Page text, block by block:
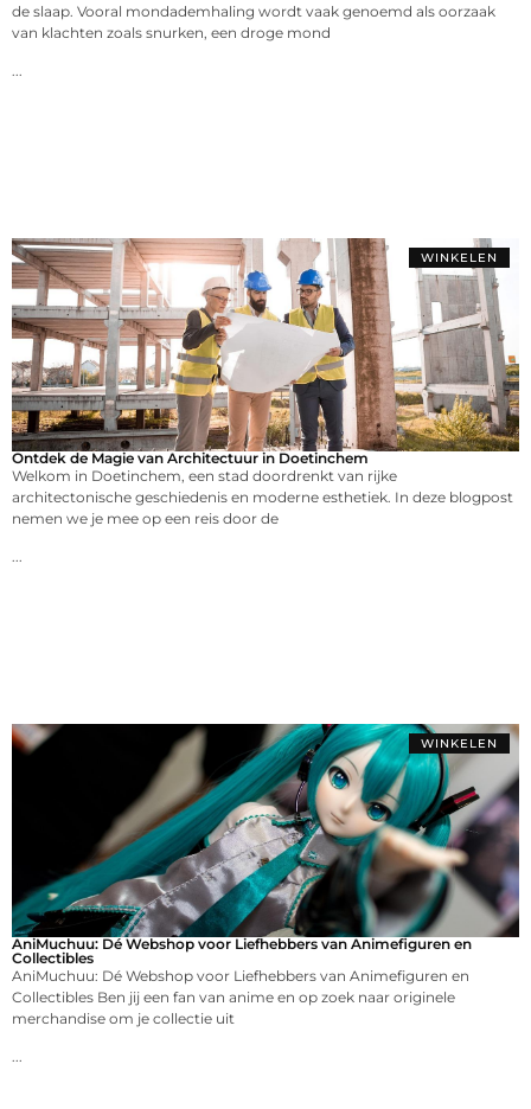
de slaap. Vooral mondademhaling wordt vaak genoemd als oorzaak
van klachten zoals snurken, een droge mond
WINKELEN
Ontdek de Magie van Architectuur in Doetinchem
Welkom in Doetinchem, een stad doordrenkt van rijke
architectonische geschiedenis en moderne esthetiek. In deze blogpost
nemen we je mee op een reis door de
WINKELEN
AniMuchuu: Dé Webshop voor Liefhebbers van Animefiguren en
Collectibles
AniMuchuu: Dé Webshop voor Liefhebbers van Animefiguren en
Collectibles Ben jij een fan van anime en op zoek naar originele
merchandise om je collectie uit